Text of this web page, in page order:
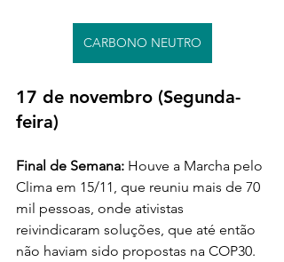
CARBONO NEUTRO
17 de novembro (Segunda-
feira)
Final de Semana: Houve a Marcha pelo
Clima em 15/11, que reuniu mais de 70
mil pessoas, onde ativistas
reivindicaram soluções, que até então
não haviam sido propostas na COP30.